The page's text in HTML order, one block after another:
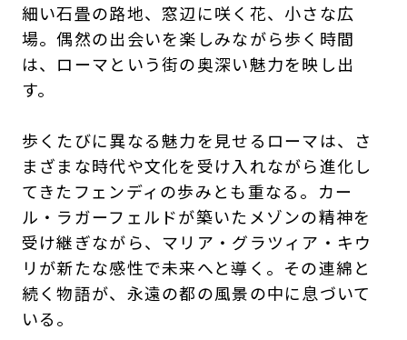
細い石畳の路地、窓辺に咲く花、小さな広
場。偶然の出会いを楽しみながら歩く時間
は、ローマという街の奥深い魅力を映し出
す。
歩くたびに異なる魅力を見せるローマは、さ
まざまな時代や文化を受け入れながら進化し
てきたフェンディの歩みとも重なる。カー
ル・ラガーフェルドが築いたメゾンの精神を
受け継ぎながら、マリア・グラツィア・キウ
リが新たな感性で未来へと導く。その連綿と
続く物語が、永遠の都の風景の中に息づいて
いる。